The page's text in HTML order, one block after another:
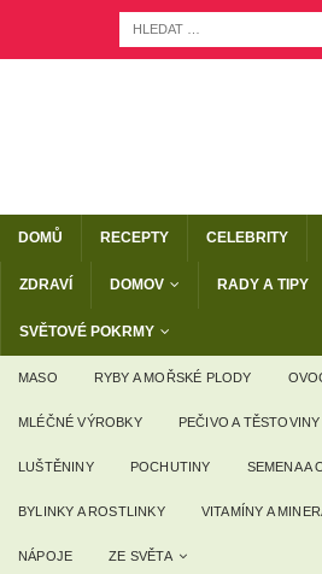
DOMŮ RECEPTY CELEBRITY
ZDRAVÍ DOMOV RADY A TIPY
SVĚTOVÉ POKRMY
MASO RYBY A MOŘSKÉ PLODY
MLÉČNÉ VÝROBKY PEČIVO A TĚSTOVINY
LUŠTĚNINY POCHUTINY SEMENA A
BYLINKY A ROSTLINKY VITAMÍNY A
NÁPOJE ZE SVĚTA